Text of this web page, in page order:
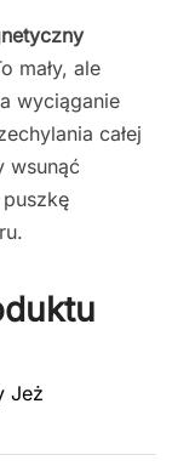
mały, ale
wyciąganie
całej
wsunąć
Jeż